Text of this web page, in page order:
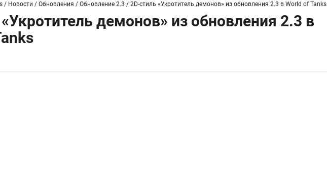
/ Новости / Обновления / Обновление 2.3 / 2D-стиль «Укротитель демонов» из обновления 2.3 в World of Tanks
демонов» из обновления 2.3 в